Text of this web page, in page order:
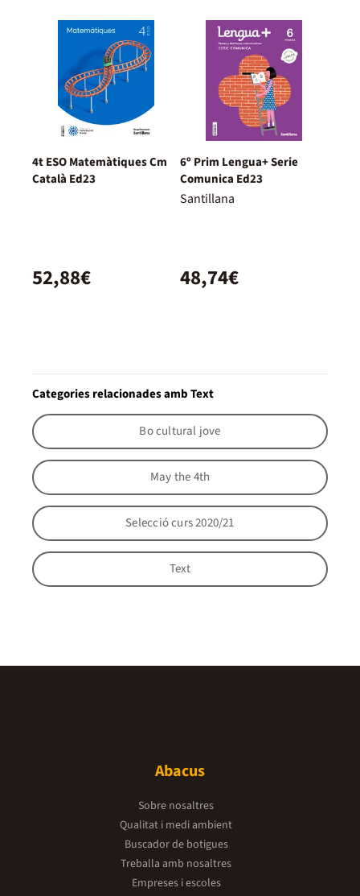
4t ESO Matemàtiques Cm
Català Ed23
52,88€
6º Prim Lengua+ Serie
Comunica Ed23
Santillana
48,74€
Categories relacionades amb Text
Bo cultural jove
May the 4th
Selecció curs 2020/21
Text
Abacus
Sobre nosaltres
Qualitat i medi ambient
Buscador de botigues
Treballa amb nosaltres
Empreses i escoles